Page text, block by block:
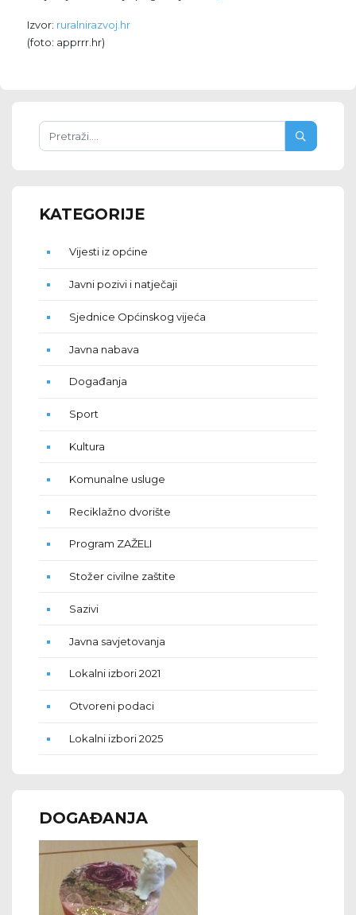
Izvor: ruralnirazvoj.hr
(foto: apprrr.hr)
KATEGORIJE
Vijesti iz općine
Javni pozivi i natječaji
Sjednice Općinskog vijeća
Javna nabava
Događanja
Sport
Kultura
Komunalne usluge
Reciklažno dvorište
Program ZAŽELI
Stožer civilne zaštite
Sazivi
Javna savjetovanja
Lokalni izbori 2021
Otvoreni podaci
Lokalni izbori 2025
DOGAĐANJA